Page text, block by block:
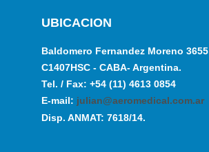
UBICACION
Baldomero Fernandez Moreno 3655
C1407HSC - CABA- Argentina.
Tel. / Fax: +54 (11) 4613 0854
E-mail: julian@aeromedical.com.ar
Disp. ANMAT: 7618/14.